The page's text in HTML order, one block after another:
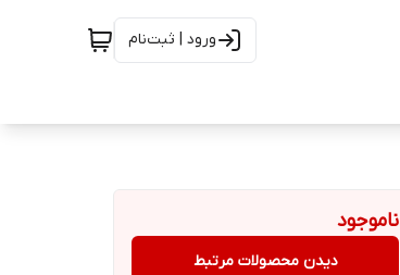
ورود | ثبت‌نام
ناموجود
دیدن محصولات مرتبط